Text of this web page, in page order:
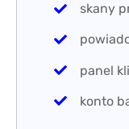
skany
panel
konto